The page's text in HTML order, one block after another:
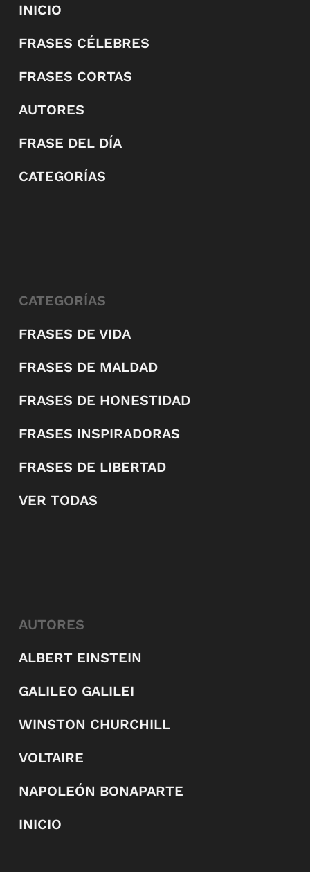
INICIO
FRASES CÉLEBRES
FRASES CORTAS
AUTORES
FRASE DEL DÍA
CATEGORÍAS
CATEGORÍAS
FRASES DE VIDA
FRASES DE MALDAD
FRASES DE HONESTIDAD
FRASES INSPIRADORAS
FRASES DE LIBERTAD
VER TODAS
AUTORES
ALBERT EINSTEIN
GALILEO GALILEI
WINSTON CHURCHILL
VOLTAIRE
NAPOLEÓN BONAPARTE
INICIO